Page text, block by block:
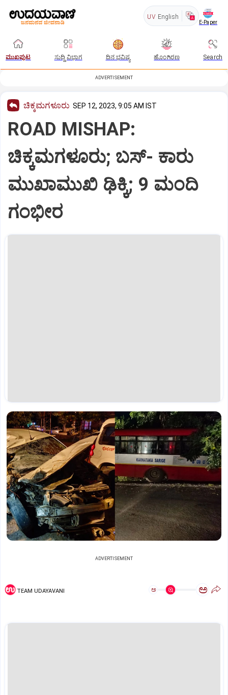
UV English
E-Paper
ಮುಖಪುಟ ಸುದ್ದಿ ವಿಭಾಗ ದಿನ ಭವಿಷ್ಯ ಹೊಂಗಿರಣ Search
ADVERTISEMENT
ಚಿಕ್ಕಮಗಳೂರು SEP 12, 2023, 9:05 AM IST
ROAD MISHAP:
ಚಿಕ್ಕಮಗಳೂರು; ಬಸ್‌- ಕಾರು
ಮುಖಾಮುಖಿ ಢಿಕ್ಕಿ; 9 ಮಂದಿ
ಗಂಭೀರ
ADVERTISEMENT
TEAM UDAYAVANI ಅ ಅ